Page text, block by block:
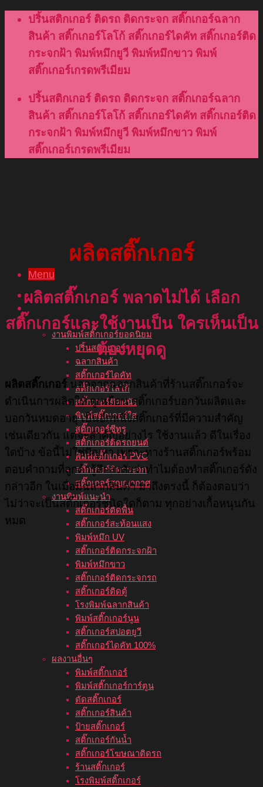
Skip
content
ปริ้นสติกเกอร์ ติดรถ ติดกระจก สติ๊กเกอร์ฉลาก
สินค้า สติ๊กเกอร์โลโก้ สติ๊กเกอร์ไดคัท สติ๊กเกอร์ติด
กระจกฝ้า พิมพ์หมึกยูวี พิมพ์หมึกขาว พิมพ์
สติ๊กเกอร์เกรดพรีเมียม
ปริ้นสติกเกอร์ ติดรถ ติดกระจก สติ๊กเกอร์ฉลาก
สินค้า สติ๊กเกอร์โลโก้ สติ๊กเกอร์ไดคัท สติ๊กเกอร์ติด
กระจกฝ้า พิมพ์หมึกยูวี พิมพ์หมึกขาว พิมพ์
สติ๊กเกอร์เกรดพรีเมียม
Menu
หน้าแรก
บริการของเรา
งานพิมพ์สติ๊กเกอร์ยอดนิยม
ปริ้นสติกเกอร์
ฉลากสินค้า
สติ๊กเกอร์ไดคัท
สติ๊กเกอร์โลโก้
สติ๊กเกอร์ติดผนัง
พิมพ์สติ๊กเกอร์ใส
สติ๊กเกอร์ซีทรู
สติ๊กเกอร์ติดรถยนต์
พิมพ์สติ๊กเกอร์ PVC
สติ๊กเกอร์ติดกระจก
สติ๊กเกอร์สูญญากาศ
งานพิมพ์แนะนำ
สติ๊กเกอร์ติดพื้น
สติ๊กเกอร์สะท้อนแสง
พิมพ์หมึก UV
สติ๊กเกอร์ติดกระจกฝ้า
พิมพ์หมึกขาว
สติ๊กเกอร์ติดกระจกรถ
สติ๊กเกอร์ติดตู้
โรงพิมพ์ฉลากสินค้า
พิมพ์สติ๊กเกอร์นูน
สติ๊กเกอร์สปอตยูวี
สติ๊กเกอร์ไดคัท 100%
ผลงานอื่นๆ
พิมพ์สติ๊กเกอร์
พิมพ์สติ๊กเกอร์การ์ตูน
ตัดสติ๊กเกอร์
สติ๊กเกอร์สินค้า
ป้ายสติ๊กเกอร์
สติ๊กเกอร์กันน้ำ
สติ๊กเกอร์โฆษณาติดรถ
ร้านสติ๊กเกอร์
โรงพิมพ์สติ๊กเกอร์
ผลิตสติ๊กเกอร์
ผลิตสติ๊กเกอร์ พลาดไม่ได้ เลือก
สติ๊กเกอร์และใช้งานเป็น ใครเห็นเป็น
ต้องหยุดดู
ผลิตสติ๊กเกอร์ นอกจากฉลากสินค้าที่ร้านสติ๊กเกอร์จะ
ดำเนินการผลิตให้ ดูเหมือน สติ๊กเกอร์บอกวันผลิตและ
บอกวันหมดอายุ เป็นอีกหนึ่งสติ๊กเกอร์ที่มีความสำคัญ
เช่นเดียวกัน แต่จะสำคัญอย่างไร ใช้งานแล้ว ดีในเรื่อง
ใดบ้าง ข้อนี้ไม่ใช่ปัญหา เพราะทางร้านสติ๊กเกอร์พร้อม
ตอบคำถามที่ลูกค้ารู้สึกสงสัยว่าทำไมต้องทำสติ๊กเกอร์ดัง
กล่าวอีก ในเมื่อมีฉลากสินค้า มาถึงตรงนี้ ก็ต้องตอบว่า
ไม่ว่าจะเป็นสติ๊กเกอร์ชนิดใดก็ตาม ทุกอย่างเกื้อหนุนกัน
หมด